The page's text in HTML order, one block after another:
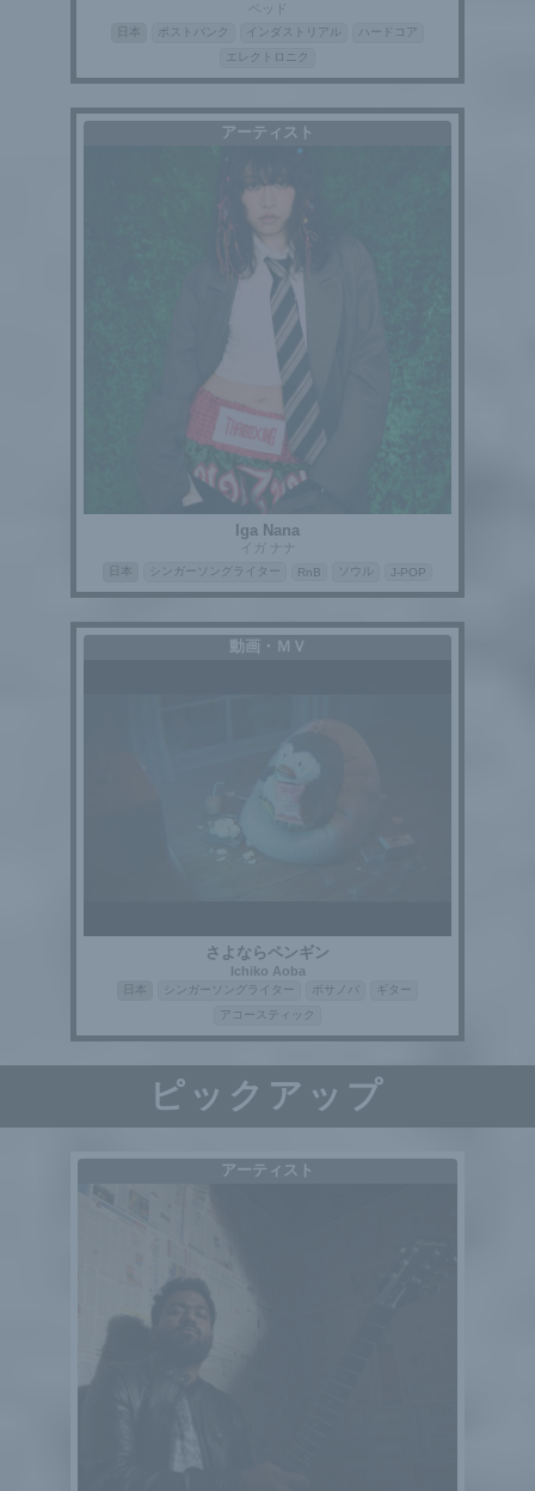
ベッド
ポストパンク インダストリアル
ハードコア
エレクトロニク
アーティスト
Iga Nana
イガ ナナ
シンガーソングライター RnB ソウル J-POP
動画・ＭＶ
さよならペンギン
Ichiko Aoba
シンガーソングライター ボサノバ
ギター
アコースティック
ピックアップ
アーティスト